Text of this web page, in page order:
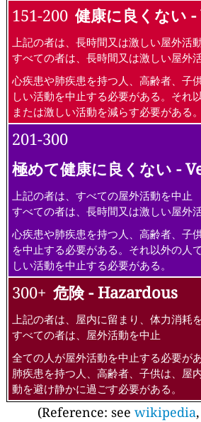
151-200 健康に良くない
上記の者は、長時間又は激しい屋外活
すべての者は、長時間又は激しい屋外
心疾患や肺疾患を持つ人、高齢者、子
しい活動を中止する必要がある。それ
または激しい活動を減らす必要がある。
201-300
極めて健康に良くない -
上記の者は、すべての屋外活動を中止
すべての者は、長時間又は激しい屋外
心疾患や肺疾患を持つ人、高齢者、子
を中止する必要がある。それ以外の人
しい活動を中止する必要がある。
300+ 危険 - Hazardous
上記の者は、屋内に留まり、体力消耗
すべての者は、屋外活動を中止
全ての人が屋外活動を中止する必要が
肺疾患を持つ人、高齢者、子供は、屋
動を避け静かに過ごす必要がある。
(Reference: see wikipedia